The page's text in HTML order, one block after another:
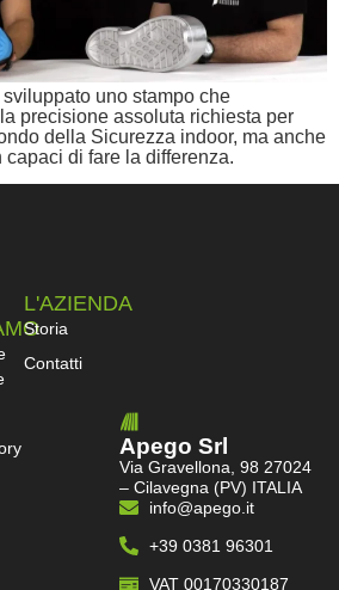
sviluppato uno stampo che
precisione assoluta richiesta per
della Sicurezza indoor, ma anche
di fare la differenza.
Apego Srl
Via Gravellona, 98 27024
– Cilavegna (PV) ITALIA
info@apego.it
+39 0381 96301
VAT 00170330187
L'AZIENDA
Storia
Contatti